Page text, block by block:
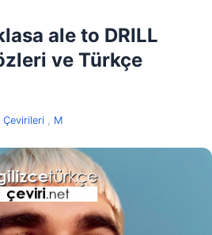
ale to DRILL
ve Türkçe
Çevirileri , M